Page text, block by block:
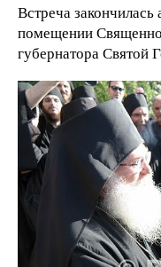
Встреча
помещении
губернатора Святой